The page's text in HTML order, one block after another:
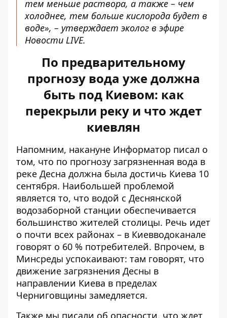
тем меньше раствора, а также – чем
холоднее, тем больше кислорода будет в
воде», – утверждает эколог в эфире
Новости LIVЕ.
По предварительному
прогнозу вода уже должна
быть под Киевом: как
перекрыли реку и что ждет
киевлян
Напомним, накануне Информатор писал о
том, что по прогнозу загрязненная вода в
реке Десна должна была достичь Киева 10
сентября. Наибольшей проблемой
является то, что водой с Деснянской
водозаборной станции обеспечивается
большинство жителей столицы. Речь идет
о почти всех районах – в Киевводоканале
говорят о 60 % потребителей. Впрочем, в
Минсреды успокаивают: там говорят, что
движение загрязнения Десны в
направлении Киева в пределах
Черниговщины замедляется.
Также мы писали об опасности, что ждет